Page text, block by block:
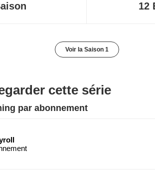
12
Voir la Saison 1
cette série
par abonnement